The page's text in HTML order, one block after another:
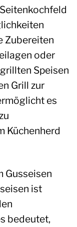
Zubereiten
oder
Speisen
Grill zur
es
Küchenherd
Gusseisen
ist
bedeutet,